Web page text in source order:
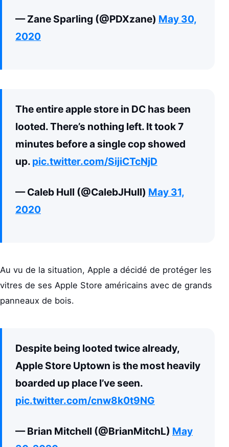
— Zane Sparling (@PDXzane) May 30,
2020
The entire apple store in DC has been
looted. There’s nothing left. It took 7
minutes before a single cop showed
up. pic.twitter.com/SijiCTcNjD
— Caleb Hull (@CalebJHull) May 31,
2020
Au vu de la situation, Apple a décidé de protéger les
vitres de ses Apple Store américains avec de grands
panneaux de bois.
Despite being looted twice already,
Apple Store Uptown is the most heavily
boarded up place I’ve seen.
pic.twitter.com/cnw8k0t9NG
— Brian Mitchell (@BrianMitchL) May